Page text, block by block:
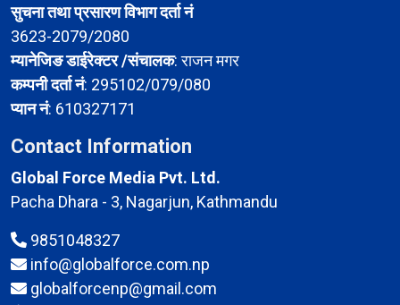
सुचना तथा प्रसारण विभाग दर्ता नं
3623-2079/2080
म्यानेजिङ डाईरेक्टर /संचालक: राजन मगर
कम्पनी दर्ता नं: 295102/079/080
प्यान नं: 610327171
Contact Information
Global Force Media Pvt. Ltd.
Pacha Dhara - 3, Nagarjun, Kathmandu
9851048327
info@globalforce.com.np
globalforcenp@gmail.com